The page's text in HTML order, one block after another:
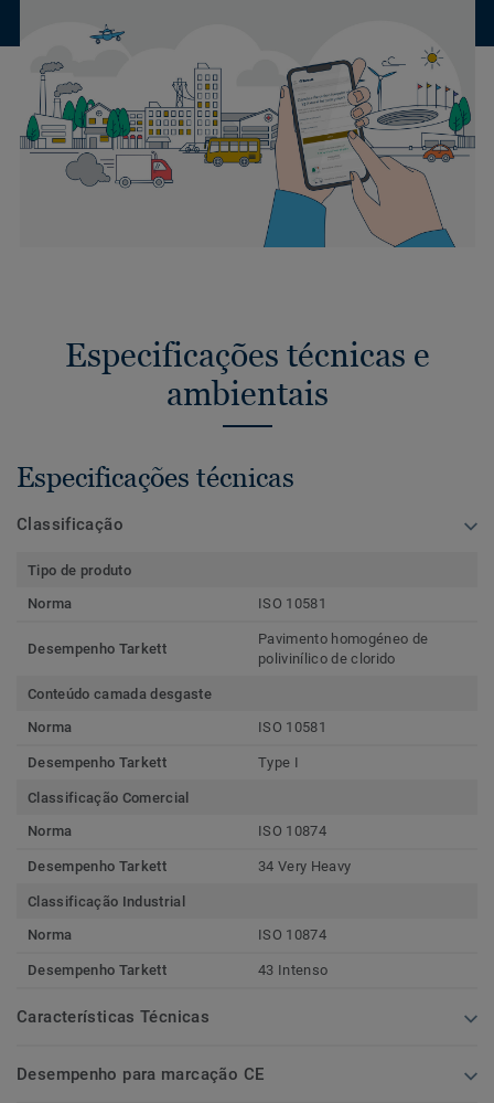
Especificações técnicas e
ambientais
Especificações técnicas
Classificação
Tipo de produto
Norma
ISO 10581
Desempenho Tarkett
Pavimento homogéneo de
polivinílico de clorido
Conteúdo camada desgaste
Norma
ISO 10581
Desempenho Tarkett Type I
Classificação Comercial
Norma
ISO 10874
Desempenho Tarkett 34 Very Heavy
Classificação Industrial
Norma
ISO 10874
Desempenho Tarkett 43 Intenso
Características Técnicas
Desempenho para marcação CE